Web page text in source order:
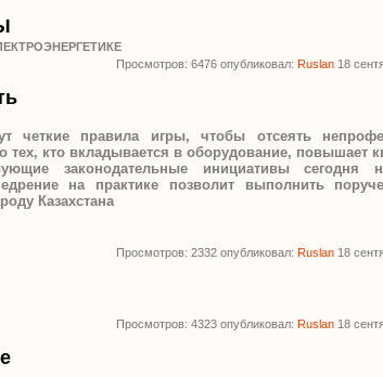
Просмотров: 6476 опубликовал:Ruslan 18
четкие правила игры, чтобы отсеять
тех, кто вкладывается в оборудование, повышает
законодательные инициативы сегодня
на практике позволит выполнить
Казахстана
Просмотров: 2332 опубликовал:Ruslan 18
Просмотров: 4323 опубликовал:Ruslan 18